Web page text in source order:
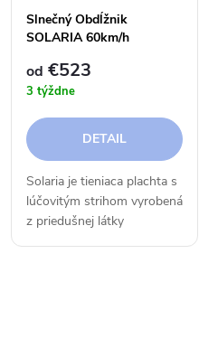
e
p
o
d
s
p
o
d
Slnečný Obdĺžnik
SOLARIA 60km/h
od €523
3 týždne
DETAIL
Solaria je tieniaca plachta s
lúčovitým strihom vyrobená
z priedušnej látky